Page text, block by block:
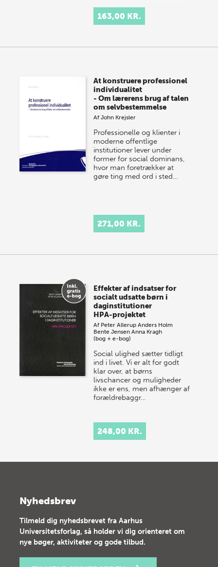
163,00 KR.
At konstruere professionel
individualitet
- Om lærerens brug af talen
om selvbestemmelse
AfJohn Krejsler
Professionelle og klienter i
moderne offentlige
institutioner lever under
former for social dominans,
hvor man foretrækker at
gøre ting med ord i sted…
271,00 KR.
Effekter af indsatser for
socialt udsatte børn i
daginstitutioner
HPA-projektet
Af Peter Allerup Anders Holm
Bente Jensen Anna Kragh
(bog + e-bog)
Social ulighed sætter tidligt
ind i livet. Vi er alt for godt
klar over, at børns
livschancer og muligheder
ikke er ens, men afhænger af
forældrebaggr…
248,00 KR.
Nyhedsbrev
Tilmeld dig nyhedsbrevet fra Aarhus
Universitetsforlag, så holder vi dig orienteret om
nye bøger, aktiviteter og gode tilbud.